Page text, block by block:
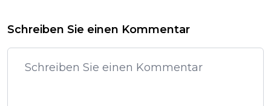
Schreiben Sie einen Kommentar